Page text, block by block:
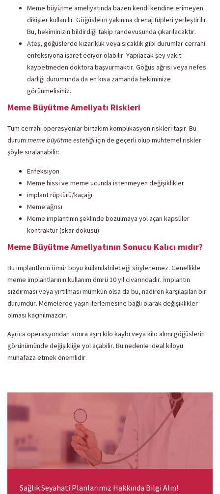
Meme büyütme ameliyatında bazen kendi kendine erimeyen
dikişler kullanılır. Göğüsleirn yakınına drenaj tüpleri yerleştirilir.
Bu, hekiminizin bildirdiği takip randevusunda çıkarılacaktır.
Ateş, göğüslerde kızarıklık veya sıcaklık gibi durumlar cerrahi
enfeksiyona işaret ediyor olabilir. Yapılacak şey vakit
kaybetmeden doktora başvurmaktır. Göğüs ağrısı veya nefes
darlığı durumunda da en kısa zamanda hekiminize
görünmelisiniz.
Meme Büyütme Ameliyatı Riskleri
Tüm cerrahi operasyonlar birtakım komplikasyon riskleri taşır. Bu
durum meme büyütme estetiğiiçin de geçerli olup muhtemel riskler
şöyle sıralanabilir:
Enfeksiyon
Meme hissi ve meme ucunda istenmeyen değişiklikler
implant rüptürü/kaçağı
Meme ağrısı
Meme implantının şeklinde bozulmaya yol açan kapsüler
kontraktür (skar dokusu)
Meme Büyütme Ameliyatının Sonucu Kalıcı mıdır?
Bu implantların ömür boyu kullanılabileceği söylenemez. Genellikle
meme implantlarının kullanım ömrü 10 yıl civarındadır. İmplantın
sızdırması veya yırtılması mümkün olsa da bu, nadiren karşılaşılan bir
durumdur. Memelerde yaşın ilerlemesine bağlı olarak değişiklikler
olması kaçınılmazdır.
Ayrıca operasyondan sonra aşırı kilo kaybı veya kilo alımı göğüslerin
görünümünde değişikliğe yol açabilir. Bu nedenle ideal kiloyu
muhafaza etmek önemlidir.
Sağlık Seyahati Planlarımız Hakkında Bilgi Alın!